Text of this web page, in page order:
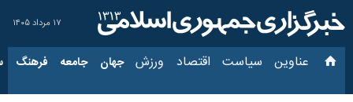
۱۷ مرداد ۱۴۰۵
عناوین‌ سیاست اقتصاد ورزش جهان جامعه فرهنگ